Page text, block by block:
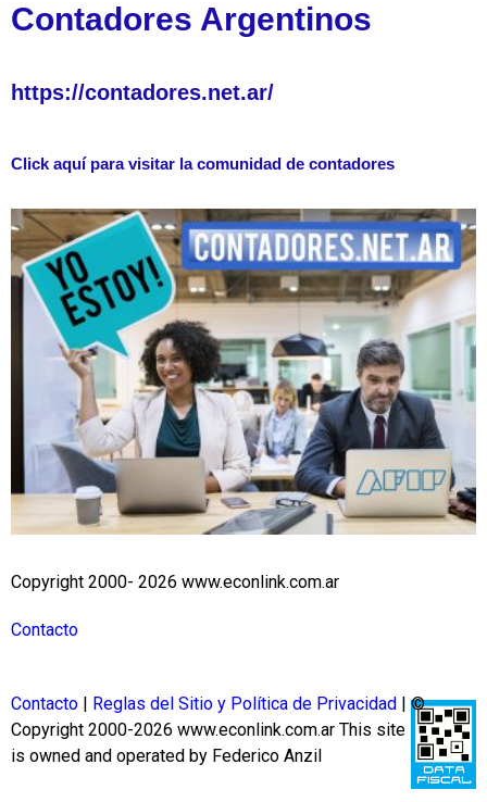
Contadores Argentinos
https://contadores.net.ar/
Click aquí para visitar la comunidad de contadores
Copyright 2000- 2026 www.econlink.com.ar
Contacto
Contacto | Reglas del Sitio y Política de Privacidad | ©
Copyright 2000-2026 www.econlink.com.ar This site
is owned and operated by Federico Anzil